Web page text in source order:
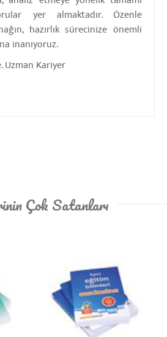
yer almaktadır. Özenle
hazırlık sürecinize önemli
inanıyoruz.
Uzman Kariyer
Çok Satanları